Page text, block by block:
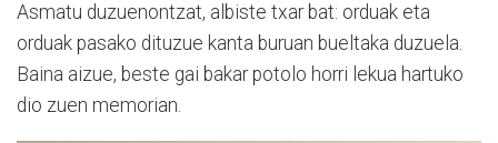
Asmatu duzuenontzat, albiste txar bat: orduak eta
orduak pasako dituzue kanta buruan bueltaka duzuela.
Baina aizue, beste gai bakar potolo horri lekua hartuko
dio zuen memorian.